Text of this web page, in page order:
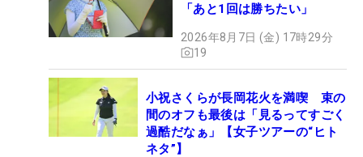
「あと1回は勝ちたい」
2026年8月7日 (金) 17時29分
19
小祝さくらが長岡花火を満喫 束の
間のオフも最後は「見るってすごく
過酷だなぁ」【女子ツアーの“ヒト
ネタ”】